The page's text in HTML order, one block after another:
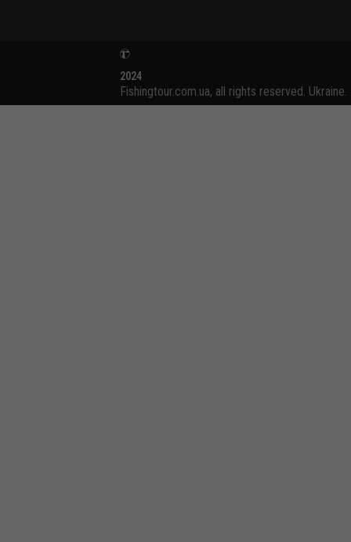
2024
Fishingtour.com.ua, all rights reserved. Ukraine.